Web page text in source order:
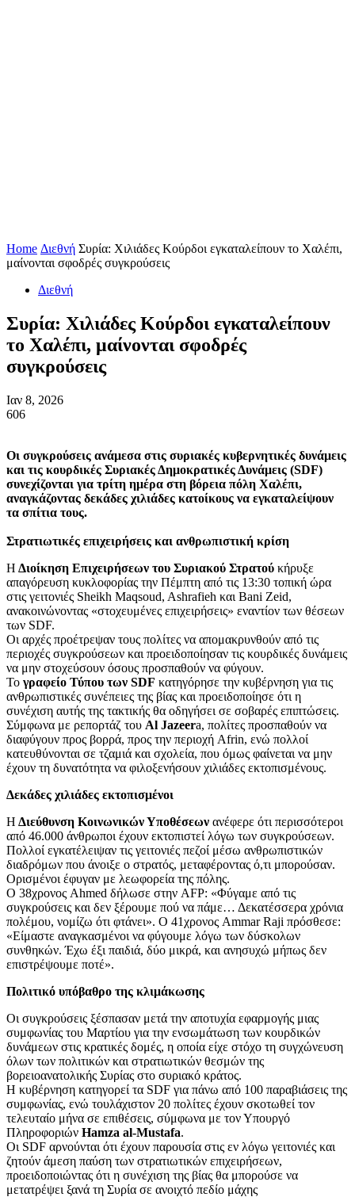
Home Διεθνή Συρία: Χιλιάδες Κούρδοι εγκαταλείπουν το Χαλέπι,
μαίνονται σφοδρές συγκρούσεις
Διεθνή
Συρία: Χιλιάδες Κούρδοι εγκαταλείπουν
το Χαλέπι, μαίνονται σφοδρές
συγκρούσεις
Ιαν 8, 2026
606
Οι συγκρούσεις ανάμεσα στις συριακές κυβερνητικές δυνάμεις
και τις κουρδικές Συριακές Δημοκρατικές Δυνάμεις (SDF)
συνεχίζονται για τρίτη ημέρα στη βόρεια πόλη Χαλέπι,
αναγκάζοντας δεκάδες χιλιάδες κατοίκους να εγκαταλείψουν
τα σπίτια τους.
Στρατιωτικές επιχειρήσεις και ανθρωπιστική κρίση
Η Διοίκηση Επιχειρήσεων του Συριακού Στρατού κήρυξε
απαγόρευση κυκλοφορίας την Πέμπτη από τις 13:30 τοπική ώρα
στις γειτονιές Sheikh Maqsoud, Ashrafieh και Bani Zeid,
ανακοινώνοντας «στοχευμένες επιχειρήσεις» εναντίον των θέσεων
των SDF.
Οι αρχές προέτρεψαν τους πολίτες να απομακρυνθούν από τις
περιοχές συγκρούσεων και προειδοποίησαν τις κουρδικές δυνάμεις
να μην στοχεύσουν όσους προσπαθούν να φύγουν.
Το γραφείο Τύπου των SDF κατηγόρησε την κυβέρνηση για τις
ανθρωπιστικές συνέπειες της βίας και προειδοποίησε ότι η
συνέχιση αυτής της τακτικής θα οδηγήσει σε σοβαρές επιπτώσεις.
Σύμφωνα με ρεπορτάζ του Al Jazeera, πολίτες προσπαθούν να
διαφύγουν προς βορρά, προς την περιοχή Afrin, ενώ πολλοί
κατευθύνονται σε τζαμιά και σχολεία, που όμως φαίνεται να μην
έχουν τη δυνατότητα να φιλοξενήσουν χιλιάδες εκτοπισμένους.
Δεκάδες χιλιάδες εκτοπισμένοι
Η Διεύθυνση Κοινωνικών Υποθέσεων ανέφερε ότι περισσότεροι
από 46.000 άνθρωποι έχουν εκτοπιστεί λόγω των συγκρούσεων.
Πολλοί εγκατέλειψαν τις γειτονιές πεζοί μέσω ανθρωπιστικών
διαδρόμων που άνοιξε ο στρατός, μεταφέροντας ό,τι μπορούσαν.
Ορισμένοι έφυγαν με λεωφορεία της πόλης.
Ο 38χρονος Ahmed δήλωσε στην AFP: «Φύγαμε από τις
συγκρούσεις και δεν ξέρουμε πού να πάμε… Δεκατέσσερα χρόνια
πολέμου, νομίζω ότι φτάνει». Ο 41χρονος Ammar Raji πρόσθεσε:
«Είμαστε αναγκασμένοι να φύγουμε λόγω των δύσκολων
συνθηκών. Έχω έξι παιδιά, δύο μικρά, και ανησυχώ μήπως δεν
επιστρέψουμε ποτέ».
Πολιτικό υπόβαθρο της κλιμάκωσης
Οι συγκρούσεις ξέσπασαν μετά την αποτυχία εφαρμογής μιας
συμφωνίας του Μαρτίου για την ενσωμάτωση των κουρδικών
δυνάμεων στις κρατικές δομές, η οποία είχε στόχο τη συγχώνευση
όλων των πολιτικών και στρατιωτικών θεσμών της
βορειοανατολικής Συρίας στο συριακό κράτος.
Η κυβέρνηση κατηγορεί τα SDF για πάνω από 100 παραβιάσεις της
συμφωνίας, ενώ τουλάχιστον 20 πολίτες έχουν σκοτωθεί τον
τελευταίο μήνα σε επιθέσεις, σύμφωνα με τον Υπουργό
Πληροφοριών Hamza al-Mustafa.
Οι SDF αρνούνται ότι έχουν παρουσία στις εν λόγω γειτονιές και
ζητούν άμεση παύση των στρατιωτικών επιχειρήσεων,
προειδοποιώντας ότι η συνέχιση της βίας θα μπορούσε να
μετατρέψει ξανά τη Συρία σε ανοιχτό πεδίο μάχης